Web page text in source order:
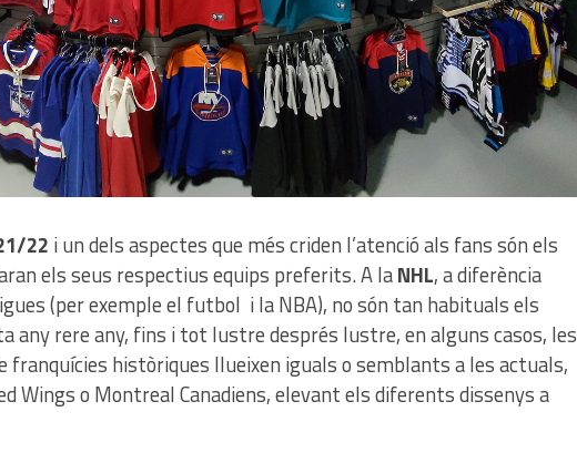
22 i un dels aspectes que més criden l’atenció als fans són els
els seus respectius equips preferits. A laNHL, a diferència
(per exemple el futbol i la NBA), no són tan habituals els
any rere any, fins i tot lustre després lustre, en alguns casos, les
franquícies històriques llueixen iguals o semblants a les actuals,
Wings o Montreal Canadiens, elevant els diferents dissenys a